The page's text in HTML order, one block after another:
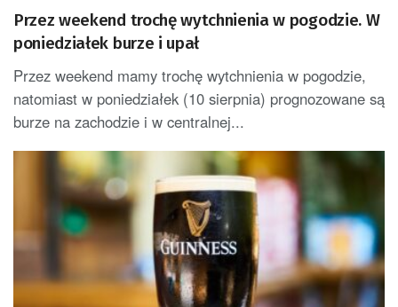
Przez weekend trochę wytchnienia w pogodzie. W
poniedziałek burze i upał
Przez weekend mamy trochę wytchnienia w pogodzie,
natomiast w poniedziałek (10 sierpnia) prognozowane są
burze na zachodzie i w centralnej...